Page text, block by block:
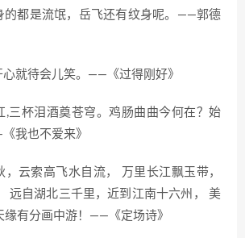
的都是流氓，岳飞还有纹身呢。——郭德
就待会儿笑。——《过得刚好》
,三杯泪酒奠苍穹。鸡肠曲曲今何在？始
我也不爱来》
，云索高飞水自流， 万里长江飘玉带，
远自湖北三千里，近到江南十六州， 美
缘有分画中游！——《定场诗》